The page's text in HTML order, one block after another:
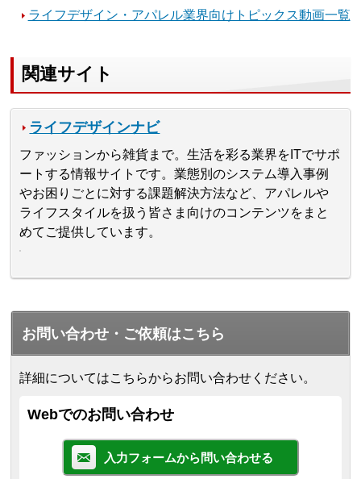
ライフデザイン・アパレル業界向けトピックス動画一覧
関連サイト
ライフデザインナビ
ファッションから雑貨まで。生活を彩る業界をITでサポ
ートする情報サイトです。業態別のシステム導入事例
やお困りごとに対する課題解決方法など、アパレルや
ライフスタイルを扱う皆さま向けのコンテンツをまと
めてご提供しています。
お問い合わせ・ご依頼はこちら
詳細についてはこちらからお問い合わせください。
Webでのお問い合わせ
入力フォームから問い合わせる